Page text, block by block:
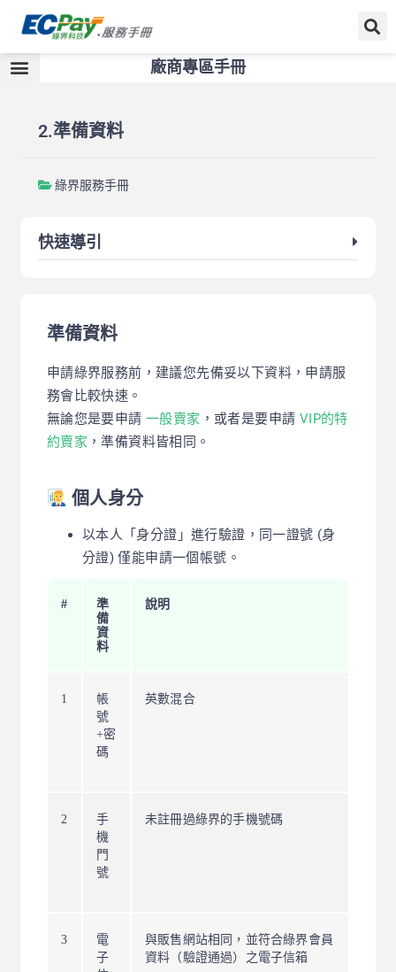
廠商專區手冊
2.準備資料
綠界服務手冊
快速導引
準備資料
申請綠界服務前，建議您先備妥以下資料，申請服
務會比較快速。
無論您是要申請一般賣家 ，或者是要申請 VIP的特
約賣家 ，準備資料皆相同。
個人身分
以本人「身分證」進行驗證，同一證號 (身
分證) 僅能申請一個帳號。
#
準
備
資
料
說明
1
帳
號
+密
碼
英數混合
2
手
機
門
號
未註冊過綠界的手機號碼
3
電
子
與販售網站相同，並符合綠界會員
資料（驗證通過）之電子信箱